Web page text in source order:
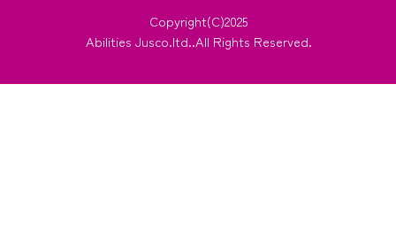
Copyright(C)2025
Abilities Jusco.ltd..All Rights Reserved.